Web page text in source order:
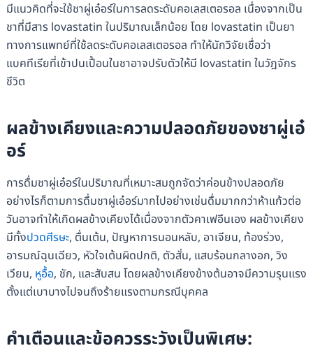
มีแนวคิดที่จะใช้ชาผู่เอ๋อร์ในการลดระดับคอเลสเตอรอล เนื่องจากเป็น
ชาที่มีสาร lovastatin ในปริมาณเล็กน้อย โดย lovastatin เป็นยา
ทางการแพทย์ที่ใช้ลดระดับคอเลสเตอรอล ทำให้นักวิจัยเชื่อว่า
แบคทีเรียที่เข้าปนเปื้อนในชาอาจปรับตัวให้มี lovastatin ในวัฎจักร
ชีวิต
ผลข้างเคียงและความปลอดภัยของชาผู่เอ๋
อร์
การดื่มชาผู่เอ๋อร์ในปริมาณที่เหมาะสมถูกจัดว่าค่อนข้างปลอดภัย
อย่างไรก็ตามการดื่มชาผู่เอ๋อร์มากไปอย่างเช่นดื่มมากกว่าห้าแก้วต่อ
วันอาจทำให้เกิดผลข้างเคียงได้เนื่องจากตัวคาเฟอีนเอง ผลข้างเคียง
มีทั้งปวดศีรษะ, ตื่นเต้น, ปัญหาการนอนหลับ, อาเจียน, ท้องร่วง,
อารมณ์ฉุนเฉียว, หัวใจเต้นผิดปกติ, ตัวสั่น, แสบร้อนกลางอก, วิง
เวียน, หูอื้อ, ชัก, และสับสน โดยผลข้างเคียงข้างต้นอาจมีความรุนแรง
ตั้งแต่เบาบางไปจนถึงร้ายแรงตามกรณีบุคคล
คำเตือนและข้อควรระวังเป็นพิเศษ: